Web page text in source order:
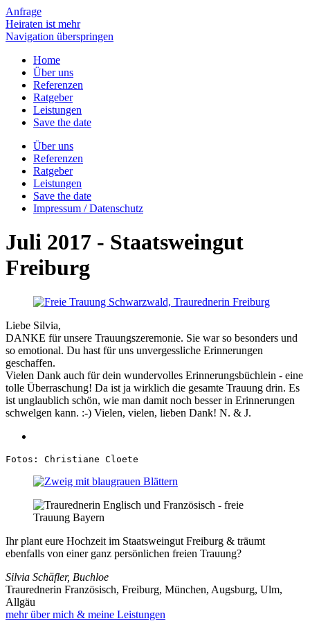
Anfrage
Heiraten ist mehr
Navigation überspringen
Home
Über uns
Referenzen
Ratgeber
Leistungen
Save the date
Über uns
Referenzen
Ratgeber
Leistungen
Save the date
Impressum / Datenschutz
Juli 2017 - Staatsweingut
Freiburg
Liebe Silvia,
DANKE für unsere Trauungszeremonie. Sie war so besonders und
so emotional. Du hast für uns unvergessliche Erinnerungen
geschaffen.
Vielen Dank auch für dein wundervolles Erinnerungsbüchlein - eine
tolle Überraschung! Da ist ja wirklich die gesamte Trauung drin. Es
ist unglaublich schön, wie man damit noch besser in Erinnerungen
schwelgen kann. :-) Vielen, vielen, lieben Dank! N. & J.
Fotos: Christiane Cloete
Ihr plant eure Hochzeit im Staatsweingut Freiburg & träumt
ebenfalls von einer ganz persönlichen freien Trauung?
Silvia Schäfler, Buchloe
Traurednerin Französisch, Freiburg, München, Augsburg, Ulm,
Allgäu
mehr über mich & meine Leistungen